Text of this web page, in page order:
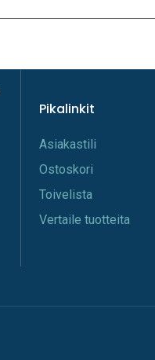
Pikalinkit
A​s​iakastili
Os​toskori
Toi​velista
Vertaile tuotteita